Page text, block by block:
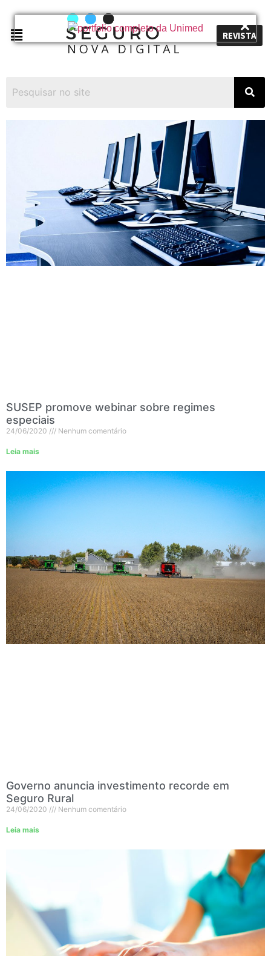
REVISTA
SUSEP promove webinar sobre regimes
especiais
24/06/2020 Nenhum comentário
Leia mais
Governo anuncia investimento recorde em
Seguro Rural
24/06/2020 Nenhum comentário
Leia mais